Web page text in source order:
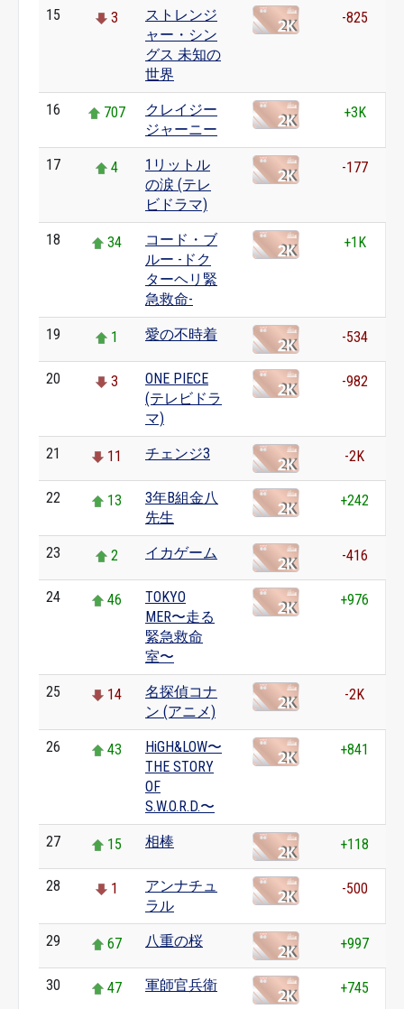
15 3
ストレンジ
ャー・シン
グス 未知の
世界
-825
16 707
クレイジー
ジャーニー
+3K
17 4
1リットル
の涙 (テレ
ビドラマ)
-177
18 34
コード・ブ
ルー -ドク
ターヘリ緊
急救命-
+1K
19 1 愛の不時着 -534
20 3
ONE PIECE
(テレビドラ
マ)
-982
21 11 チェンジ3 -2K
22 13
3年B組金八
先生
+242
23 2 イカゲーム -416
24 46
TOKYO
MER〜走る
緊急救命
室〜
+976
25 14
名探偵コナ
ン (アニメ)
-2K
26 43
HiGH&LOW〜
THE STORY
OF
S.W.O.R.D.〜
+841
27 15 相棒 +118
28 1
アンナチュ
ラル
-500
29 67 八重の桜 +997
30 47 軍師官兵衛 +745